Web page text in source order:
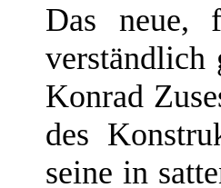
Das neue,
verständlich
Konrad
des
seine in